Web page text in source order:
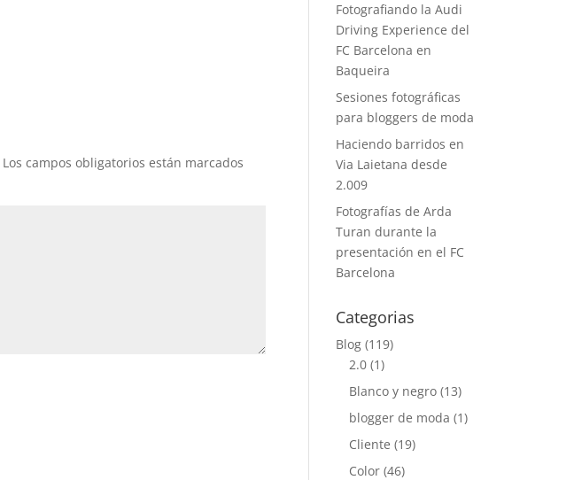
Los campos obligatorios están marcados
Fotografiando la Audi
Driving Experience del
FC Barcelona en
Baqueira
Sesiones fotográficas
para bloggers de moda
Haciendo barridos en
Via Laietana desde
2.009
Fotografías de Arda
Turan durante la
presentación en el FC
Barcelona
Categorias
Blog (119)
2.0 (1)
Blanco y negro (13)
blogger de moda (1)
Cliente (19)
Color (46)